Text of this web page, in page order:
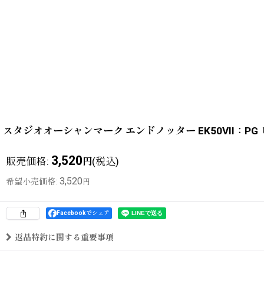
スタジオオーシャンマーク エンドノッター EK50VII：
販売価格: 3,520円(税込)
希望小売価格: 3,520 円
Facebookでシェア
返品特約に関する重要事項